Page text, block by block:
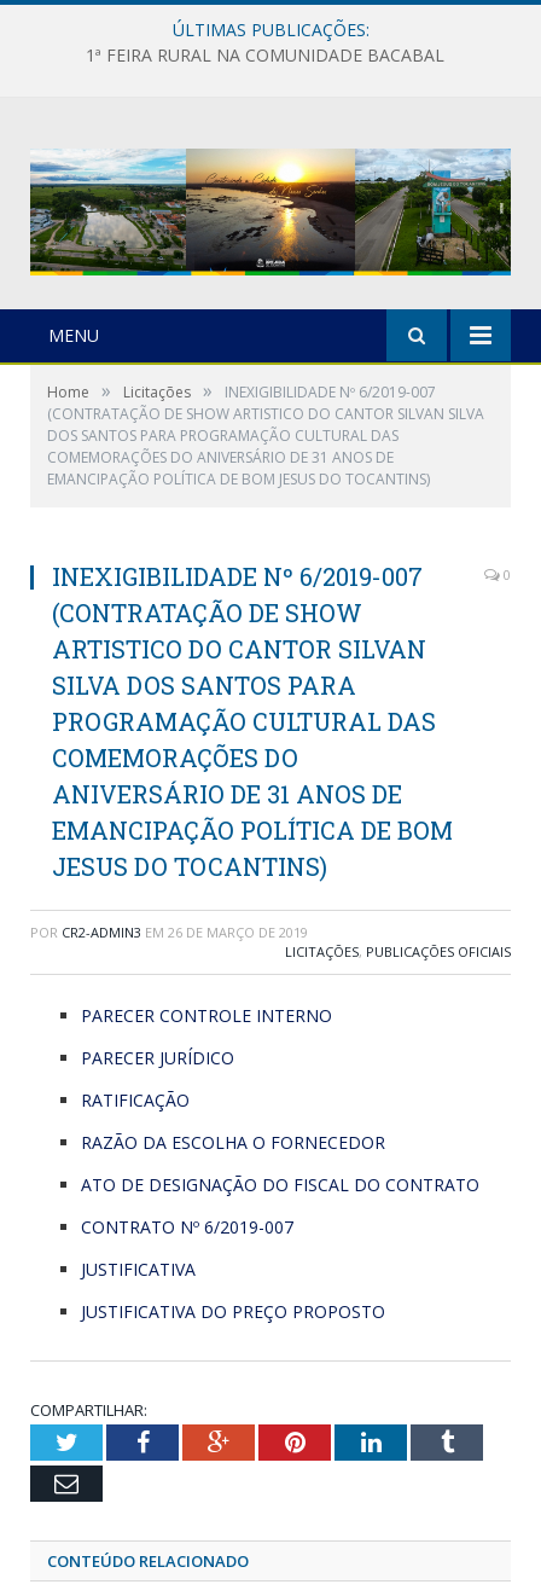
ÚLTIMAS PUBLICAÇÕES:
1ª FEIRA RURAL NA COMUNIDADE BACABAL
MENU
Home » Licitações »
INEXIGIBILIDADE Nº 6/2019-007
(CONTRATAÇÃO DE SHOW ARTISTICO DO CANTOR SILVAN SILVA
DOS SANTOS PARA PROGRAMAÇÃO CULTURAL DAS
COMEMORAÇÕES DO ANIVERSÁRIO DE 31 ANOS DE
EMANCIPAÇÃO POLÍTICA DE BOM JESUS DO TOCANTINS)
INEXIGIBILIDADE Nº 6/2019-007
(CONTRATAÇÃO DE SHOW
ARTISTICO DO CANTOR SILVAN
SILVA DOS SANTOS PARA
PROGRAMAÇÃO CULTURAL DAS
COMEMORAÇÕES DO
ANIVERSÁRIO DE 31 ANOS DE
EMANCIPAÇÃO POLÍTICA DE BOM
JESUS DO TOCANTINS)
0
POR CR2-ADMIN3 EM 26 DE MARÇO DE 2019
LICITAÇÕES, PUBLICAÇÕES OFICIAIS
PARECER CONTROLE INTERNO
PARECER JURÍDICO
RATIFICAÇÃO
RAZÃO DA ESCOLHA O FORNECEDOR
ATO DE DESIGNAÇÃO DO FISCAL DO CONTRATO
CONTRATO Nº 6/2019-007
JUSTIFICATIVA
JUSTIFICATIVA DO PREÇO PROPOSTO
COMPARTILHAR:
TwitterFacebookGoogle+PinterestLinkedInTumblr
Email
CONTEÚDO RELACIONADO